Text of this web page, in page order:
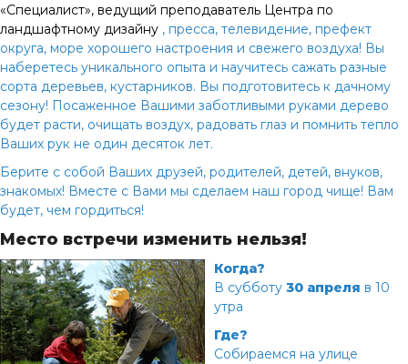
«Специалист», ведущий преподаватель Центра по
ландшафтному дизайну , пресса, телевидение, префект
округа, море хорошего настроения и свежего воздуха! Вы
наберетесь уникального опыта и научитесь сажать разные
сорта деревьев, кустарников. Вы подготовитесь к дачному
сезону! Посаженное Вашими заботливыми руками дерево
будет расти, очищать воздух, радовать глаз и помнить тепло
Ваших рук не один десяток лет.
Берите с собой Ваших друзей, родителей, детей, внуков,
знакомых! Вместе с Вами мы сделаем наш город чище! Вам
будет, чем гордиться!
Место встречи изменить нельзя!
Когда?
В субботу 30 апреля в 10
утра
Где?
Собираемся на улице